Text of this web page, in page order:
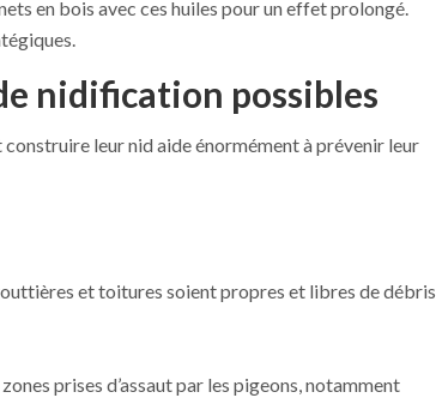
en bois avec ces huiles pour un effet prolongé.
nidification possibles
leur nid aide énormément à prévenir leur
et toitures soient propres et libres de débris
prises d’assaut par les pigeons, notamment